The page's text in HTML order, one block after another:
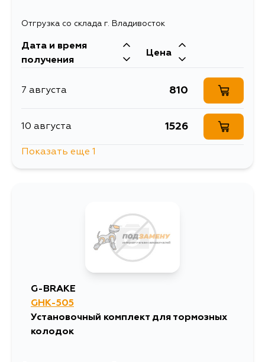
Отгрузка со склада г. Владивосток
Дата и время
получения
Цена
7 августа 810
10 августа 1526
Показать еще 1
G-BRAKE
GHK-505
Установочный комплект для тормозных
колодок